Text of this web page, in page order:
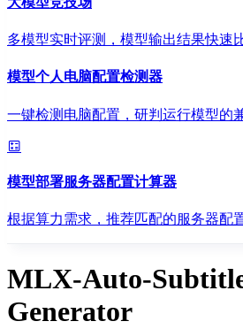
多模型实时评测，模型输出结果快速
模型个人电脑配置检测器
一键检测电脑配置，研判运行模型的
模型部署服务器配置计算器
根据算力需求，推荐匹配的服务器配
MLX-Auto-
Generator